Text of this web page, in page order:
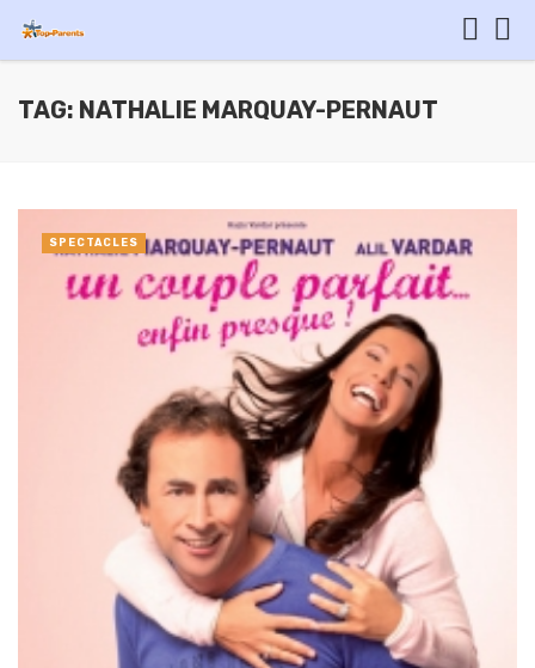
TAG: NATHALIE MARQUAY-PERNAUT
SPECTACLES